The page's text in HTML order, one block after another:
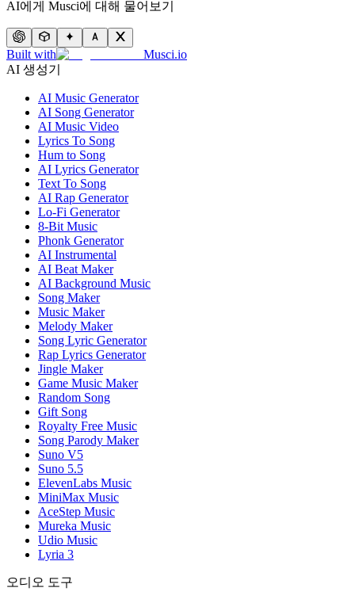
AI에게 Musci에 대해 물어보기
Built with
Musci.io
AI 생성기
AI Music Generator
AI Song Generator
AI Music Video
Lyrics To Song
Hum to Song
AI Lyrics Generator
Text To Song
AI Rap Generator
Lo-Fi Generator
8-Bit Music
Phonk Generator
AI Instrumental
AI Beat Maker
AI Background Music
Song Maker
Music Maker
Melody Maker
Song Lyric Generator
Rap Lyrics Generator
Jingle Maker
Game Music Maker
Random Song
Gift Song
Royalty Free Music
Song Parody Maker
Suno V5
Suno 5.5
ElevenLabs Music
MiniMax Music
AceStep Music
Mureka Music
Udio Music
Lyria 3
오디오 도구